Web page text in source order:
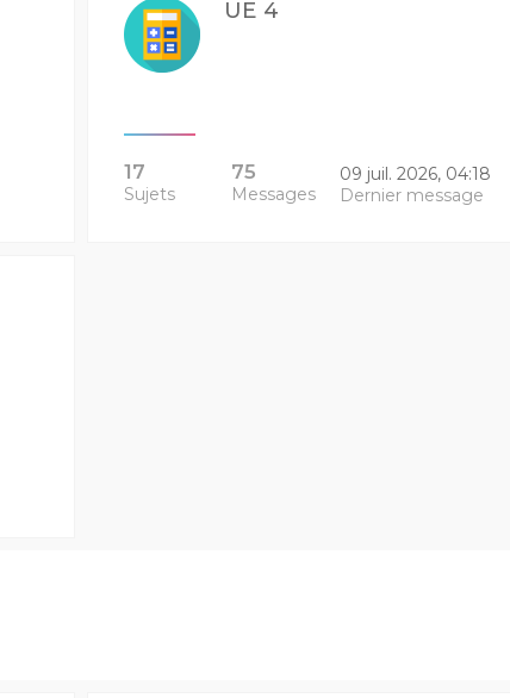
UE 4
17
Sujets
75
Messages
09 juil. 2026, 04:18
Dernier message